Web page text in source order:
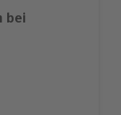
bei